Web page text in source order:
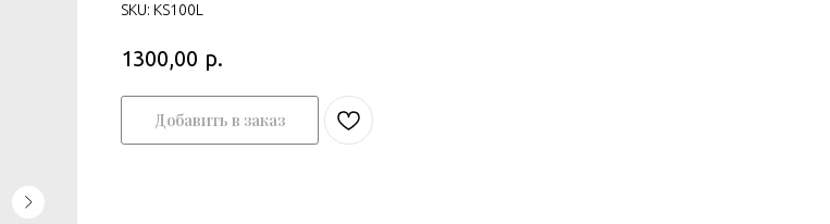
SKU: KS100L
1300,00 р.
Добавить в заказ